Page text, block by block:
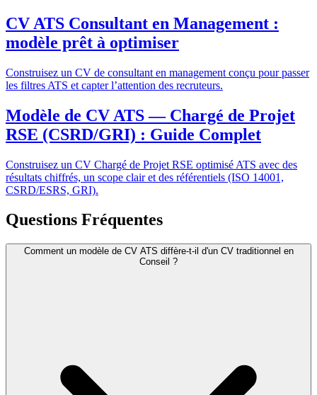
CV ATS Consultant en Management :
modèle prêt à optimiser
Construisez un CV de consultant en management conçu pour passer
les filtres ATS et capter l’attention des recruteurs.
Modèle de CV ATS — Chargé de Projet
RSE (CSRD/GRI) : Guide Complet
Construisez un CV Chargé de Projet RSE optimisé ATS avec des
résultats chiffrés, un scope clair et des référentiels (ISO 14001,
CSRD/ESRS, GRI).
Questions Fréquentes
Comment un modèle de CV ATS diffère-t-il d'un CV traditionnel en
Conseil ?